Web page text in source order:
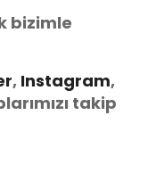
bizimle
, Instagram,
takip